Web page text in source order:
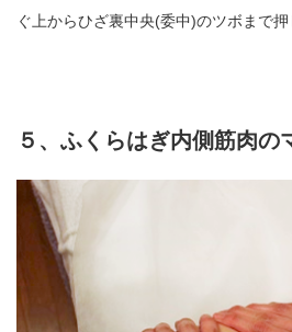
ぐ上からひざ裏中央(委中)のツボまで
５、ふくらはぎ内側筋肉の